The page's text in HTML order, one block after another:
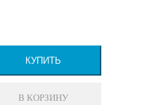
КУПИТЬ
В КОРЗИНУ